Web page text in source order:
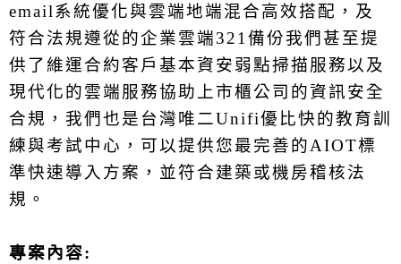
資訊委外 (人力)
【部落格】
email系統優化與雲端地端混合高效搭配，及
符合法規遵從的企業雲端321備份我們甚至提
供了維運合約客戶基本資安弱點掃描服務以及
現代化的雲端服務協助上市櫃公司的資訊安全
合規，我們也是台灣唯二Unifi優比快的教育訓
練與考試中心，可以提供您最完善的AIOT標
準快速導入方案，並符合建築或機房稽核法
規。
專案內容: